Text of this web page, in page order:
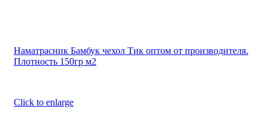
Наматрасник Бамбук чехол Тик оптом от производителя.
Плотность 150гр м2
Click to enlarge